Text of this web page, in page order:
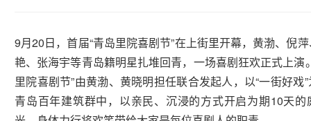
9月20日，首届“青岛里院喜剧节”在上街里开幕，黄渤、倪
艳、张海宇等青岛籍明星扎堆回青，一场喜剧狂欢正式上演
里院喜剧节”由黄渤、黄晓明担任联合发起人，以“一街好戏
青岛百年建筑群中，以亲民、沉浸的方式开启为期10天的